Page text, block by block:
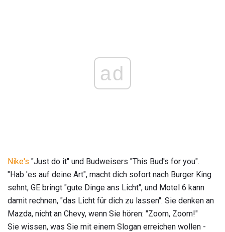
ad
Nike's "Just do it" und Budweisers "This Bud's for you".
"Hab 'es auf deine Art", macht dich sofort nach Burger King
sehnt, GE bringt "gute Dinge ans Licht", und Motel 6 kann
damit rechnen, "das Licht für dich zu lassen". Sie denken an
Mazda, nicht an Chevy, wenn Sie hören: "Zoom, Zoom!"
Sie wissen, was Sie mit einem Slogan erreichen wollen -